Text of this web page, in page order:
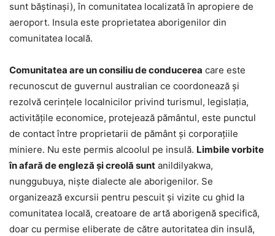
sunt băștinași), în comunitatea localizată în apropiere de
aeroport. Insula este proprietatea aborigenilor din
comunitatea locală.
Comunitatea are un consiliu de conducerea care este
recunoscut de guvernul australian ce coordonează și
rezolvă cerințele localnicilor privind turismul, legislația,
activitățile economice, protejează pământul, este punctul
de contact între proprietarii de pământ și corporațiile
miniere. Nu este permis alcoolul pe insulă. Limbile vorbite
în afară de engleză și creolă sunt anildilyakwa,
nunggubuya, niște dialecte ale aborigenilor. Se
organizează excursii pentru pescuit și vizite cu ghid la
comunitatea locală, creatoare de artă aborigenă specifică,
doar cu permise eliberate de către autoritatea din insulă,